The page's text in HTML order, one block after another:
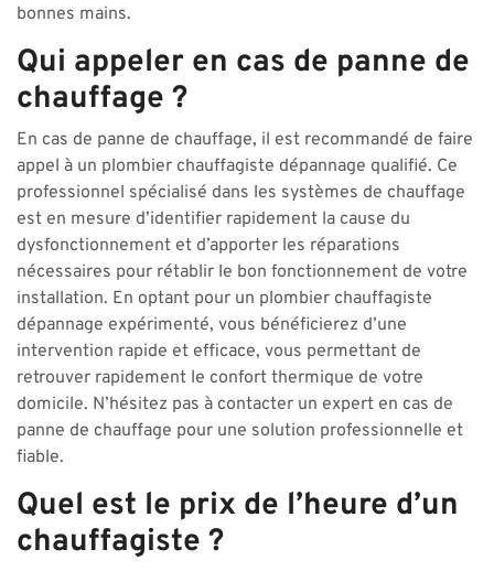
bonnes mains.
Qui appeler en cas de panne de
chauffage ?
En cas de panne de chauffage, il est recommandé de faire
appel à un plombier chauffagiste dépannage qualifié. Ce
professionnel spécialisé dans les systèmes de chauffage
est en mesure d’identifier rapidement la cause du
dysfonctionnement et d’apporter les réparations
nécessaires pour rétablir le bon fonctionnement de votre
installation. En optant pour un plombier chauffagiste
dépannage expérimenté, vous bénéficierez d’une
intervention rapide et efficace, vous permettant de
retrouver rapidement le confort thermique de votre
domicile. N’hésitez pas à contacter un expert en cas de
panne de chauffage pour une solution professionnelle et
fiable.
Quel est le prix de l’heure d’un
chauffagiste ?